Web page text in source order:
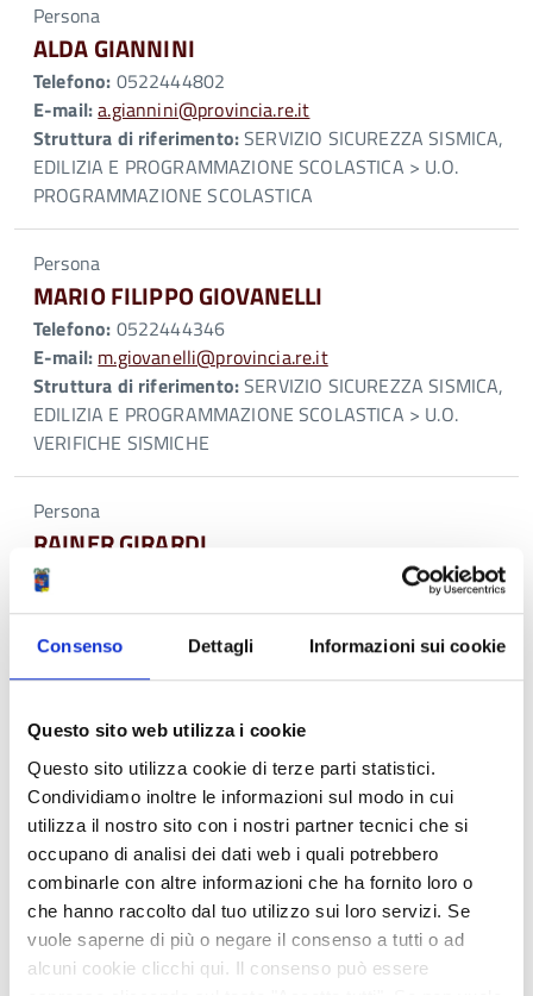
Consenso Dettagli Informazioni sui cookie
Questo sito web utilizza i cookie
Questo sito utilizza cookie di terze parti statistici.
Condividiamo inoltre le informazioni sul modo in cui
utilizza il nostro sito con i nostri partner tecnici che si
occupano di analisi dei dati web i quali potrebbero
combinarle con altre informazioni che ha fornito loro o
che hanno raccolto dal tuo utilizzo sui loro servizi. Se
vuole saperne di più o negare il consenso a tutti o ad
alcuni cookie clicchi qui. Il consenso può essere
Persona
ALDA GIANNINI
Telefono: 0522444802
E-mail:a.giannini@provincia.re.it
Struttura di riferimento:SERVIZIO SICUREZZA SISMICA,
EDILIZIA E PROGRAMMAZIONE SCOLASTICA > U.O.
PROGRAMMAZIONE SCOLASTICA
Persona
MARIO FILIPPO GIOVANELLI
Telefono: 0522444346
E-mail: m.giovanelli@provincia.re.it
Struttura di riferimento:SERVIZIO SICUREZZA SISMICA,
EDILIZIA E PROGRAMMAZIONE SCOLASTICA > U.O.
VERIFICHE SISMICHE
Persona
RAINER GIRARDI
Telefono:
Struttura di riferimento:
SERVIZIO SICUREZZA SISMICA,
EDILIZIA E PROGRAMMAZIONE SCOLASTICA > U.O.
PROGRAMMAZIONE SCOLASTICA
Persona
FRANCESCA IAVASILE
Telefono:0522444348
E-mail: f.iavasile@provincia.re.it
Struttura di riferimento:SERVIZIO SICUREZZA SISMICA,
EDILIZIA E PROGRAMMAZIONE SCOLASTICA > U.O.
VERIFICHE SISMICHE